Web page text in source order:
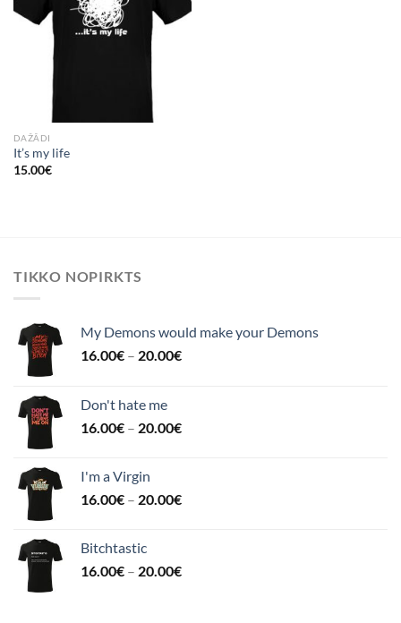
DAŽĀDI
It’s my life
15.00€
TIKKO NOPIRKTS
My Demons would make your Demons
16.00€ – 20.00€
Don't hate me
16.00€ – 20.00€
I'm a Virgin
16.00€ – 20.00€
Bitchtastic
16.00€ – 20.00€